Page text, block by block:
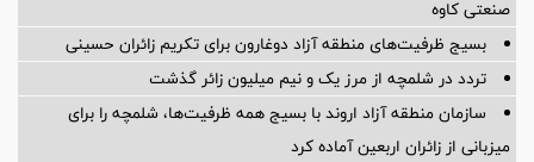
صنعتی کاوه
بسیج ظرفیت‌های منطقه آزاد دوغارون برای تکریم زائران حسینی
تردد در شلمچه از مرز یک و نیم میلیون زائر گذشت
سازمان منطقه آزاد اروند با بسیج همه ظرفیت‌ها، شلمچه را برای
میزبانی از زائران اربعین آماده کرد